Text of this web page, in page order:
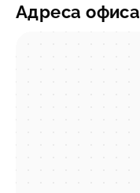
Адреса офиса